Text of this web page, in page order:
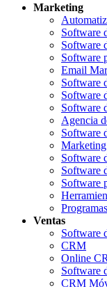
Marketing
Software
Software
Software
Email
Software
Software
Software
Agencia
Software
Marketing
Software
Software
Software
Ventas
Software
CRM
Online
Software
CRM